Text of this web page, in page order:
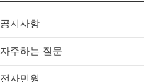
공지사항
자주하는 질문
전자민원